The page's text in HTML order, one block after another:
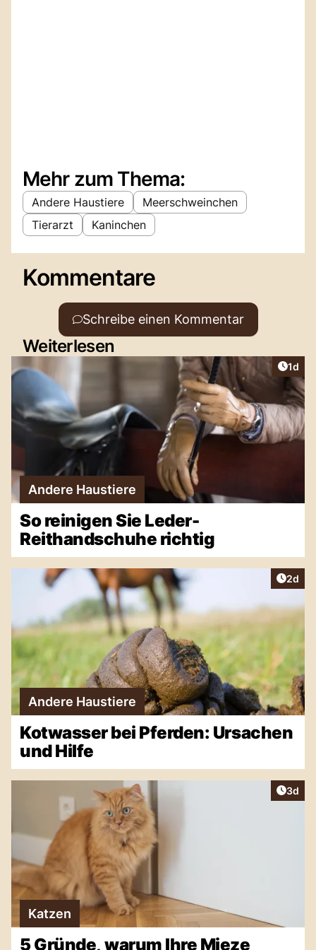
Mehr zum Thema:
Andere Haustiere
Meerschweinchen
Tierarzt
Kaninchen
Kommentare
Schreibe einen Kommentar
Weiterlesen
1d
Andere Haustiere
So reinigen Sie Leder-
Reithandschuhe richtig
2d
Andere Haustiere
Kotwasser bei Pferden: Ursachen
und Hilfe
3d
Katzen
5 Gründe, warum Ihre Mieze